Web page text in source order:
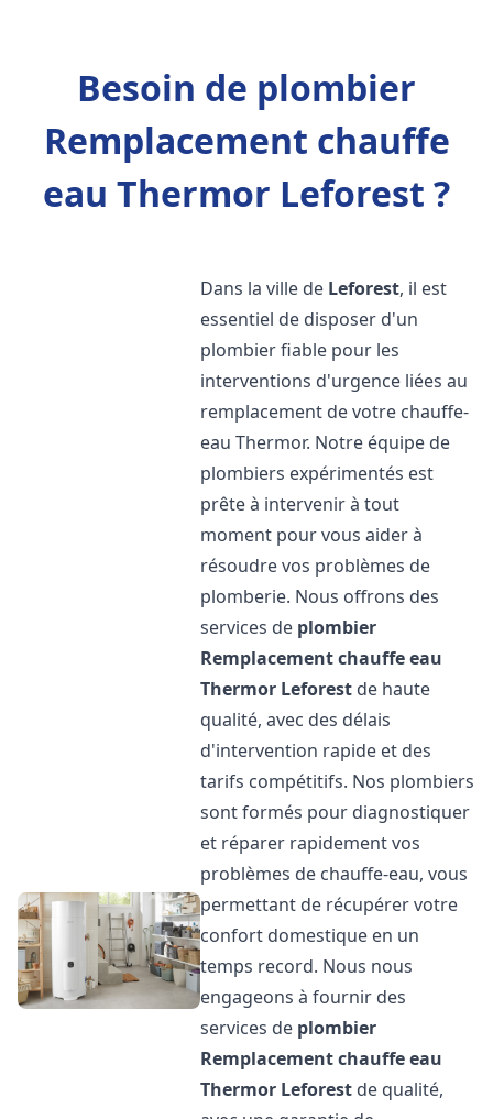
Besoin de plombier
Remplacement chauffe
eau Thermor Leforest ?
Dans la ville de Leforest, il est
essentiel de disposer d'un
plombier fiable pour les
interventions d'urgence liées au
remplacement de votre chauffe-
eau Thermor. Notre équipe de
plombiers expérimentés est
prête à intervenir à tout
moment pour vous aider à
résoudre vos problèmes de
plomberie. Nous offrons des
services de plombier
Remplacement chauffe eau
Thermor Leforest de haute
qualité, avec des délais
d'intervention rapide et des
tarifs compétitifs. Nos plombiers
sont formés pour diagnostiquer
et réparer rapidement vos
problèmes de chauffe-eau, vous
permettant de récupérer votre
confort domestique en un
temps record. Nous nous
engageons à fournir des
services de plombier
Remplacement chauffe eau
Thermor Leforest de qualité,